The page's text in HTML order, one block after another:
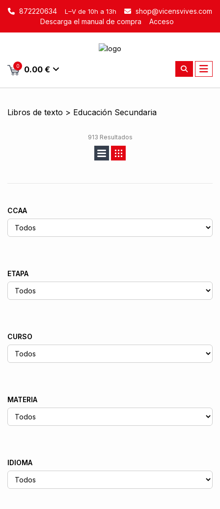
872220634 L–V de 10h a 13h
shop@vicensvives.com
Descarga el manual de compra
Acceso
0 0.00 €
Libros de texto > Educación Secundaria
913 Resultados
CCAA
ETAPA
CURSO
MATERIA
IDIOMA